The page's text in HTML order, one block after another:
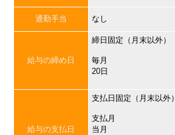
通勤手当 なし
給与の締め日
締日固定（月末以外）
毎月
20日
給与の支払日
支払日固定（月末以外）
支払月
当月